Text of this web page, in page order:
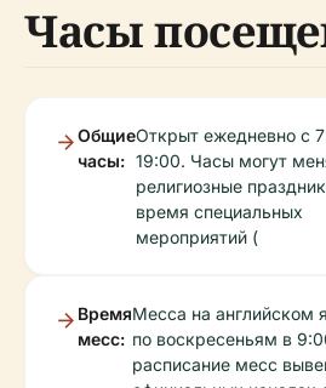
Часы
Общие
часы:
Открыт ежедневно с
19:00. Часы могут
религиозные
время специальных
мероприятий (
Время
месс:
Месса на английском
по воскресеньям в
расписание месс